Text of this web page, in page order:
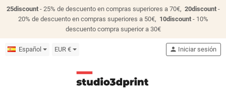
25discount- 25% de descuento en compras superiores a 70€, 20discount-
20% de descuento en compras superiores a 50€, 10discount- 10%
descuento compra superior a 30€
Español EUR € person Iniciar sesión